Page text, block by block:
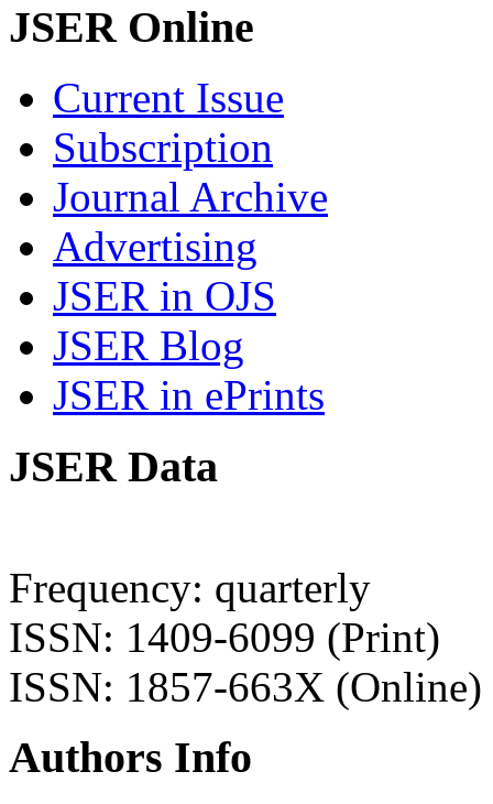
JSER Online
Current Issue
Subscription
Journal Archive
Advertising
JSER in OJS
JSER Blog
JSER in ePrints
JSER Data
Frequency: quarterly
ISSN: 1409-6099 (Print)
ISSN: 1857-663X (Online)
Authors Info